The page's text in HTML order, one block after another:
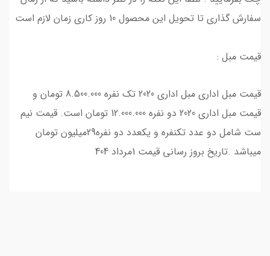
سفارش گذاری تا تحویل این محصول 10 روز کاری زمان لازم است
قیمت مبل :
قیمت مبل اداری مبل اداری 2020 تک نفره 8.500.000 تومان و
قیمت مبل اداری 2020 دو نفره 12.000.000 تومان است. قیمت نیم
ست شامل دو عدد تکنفره و یکعدد دو نفره29میلیون تومان
میباشد .تاریخ بروز رسانی قیمت 1مرداد 404